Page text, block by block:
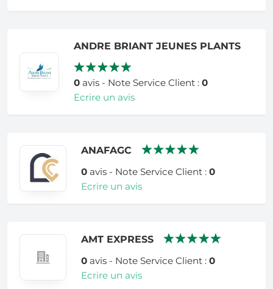
ANDRE BRIANT JEUNES PLANTS
0avis - Note Service Client : 0
Ecrire un avis
ANAFAGC
0avis - Note Service Client : 0
Ecrire un avis
AMT EXPRESS
0avis - Note Service Client : 0
Ecrire un avis